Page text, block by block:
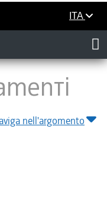
ITA
nell'argomento